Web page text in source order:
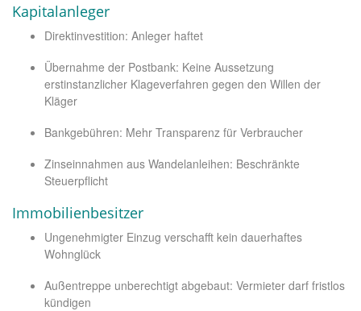
Kapitalanleger
Direktinvestition: Anleger haftet
Übernahme der Postbank: Keine Aussetzung
erstinstanzlicher Klageverfahren gegen den Willen der
Kläger
Bankgebühren: Mehr Transparenz für Verbraucher
Zinseinnahmen aus Wandelanleihen: Beschränkte
Steuerpflicht
Immobilienbesitzer
Ungenehmigter Einzug verschafft kein dauerhaftes
Wohnglück
Außentreppe unberechtigt abgebaut: Vermieter darf fristlos
kündigen